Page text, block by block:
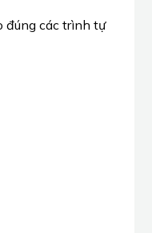
đúng các trình tự